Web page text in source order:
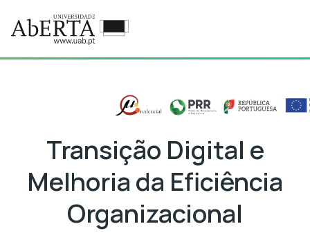
Ir para o conteúdo principal
Transição Digital e
Melhoria da Eficiência
Organizacional